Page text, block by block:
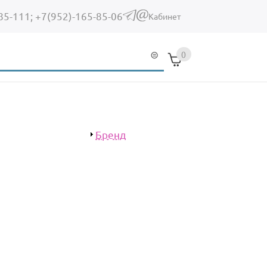
111; +7(952)-165-85-06 (link sends e-mail)
Кабинет
0
Показать
Бренд